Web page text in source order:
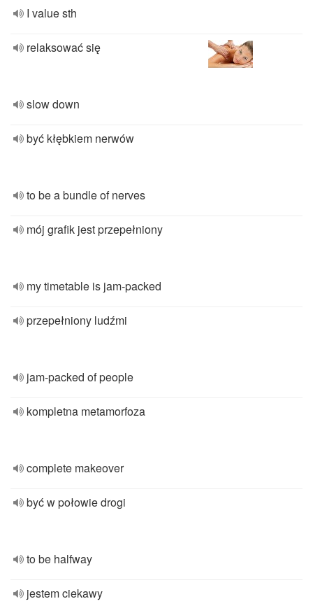
I value sth
relaksować się
slow down
być kłębkiem nerwów
to be a bundle of nerves
mój grafik jest przepełniony
my timetable is jam-packed
przepełniony ludźmi
jam-packed of people
kompletna metamorfoza
complete makeover
być w połowie drogi
to be halfway
jestem ciekawy